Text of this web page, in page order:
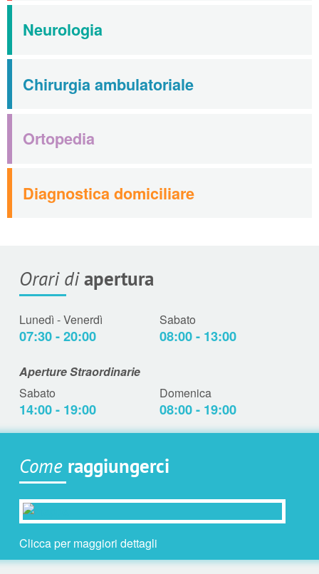
Neurologia
Chirurgia ambulatoriale
Ortopedia
Diagnostica domiciliare
Orari diapertura
Lunedì - Venerdì
07:30 - 20:00
Sabato
08:00 - 13:00
Aperture Straordinarie
Sabato
14:00 - 19:00
Domenica
08:00 - 19:00
Come raggiungerci
Clicca per maggiori dettagli